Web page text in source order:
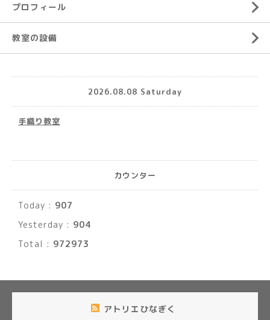
プロフィール
教室の設備
2026.08.08 Saturday
手織り教室
カウンター
Today : 907
Yesterday : 904
Total : 972973
アトリエひなぎく